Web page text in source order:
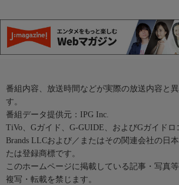
番組内容、放送時間などが実際の放送内容と
す。
番組データ提供元：IPG Inc.
TiVo、Gガイド、G-GUIDE、およびGガイドロ
Brands LLCおよび／またはその関連会社の日
たは登録商標です。
このホームページに掲載している記事・写真
複写・転載を禁じます。